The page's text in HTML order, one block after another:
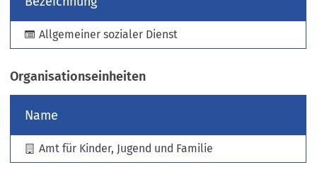
e
n
T
a
)
Allgemeiner sozialer Dienst
Organisationseinheiten
Name
Amt für Kinder, Jugend und Familie